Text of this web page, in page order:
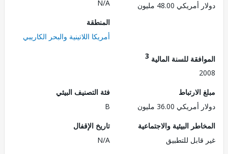
48.00 مليون
أمريكا اللاتينية والبحر الكاريبي
للسنة المالية3
36.00 مليون
فئة التصنيف البيئي
البيئية والاجتماعية
للتطبيق
تاريخ الإقفال